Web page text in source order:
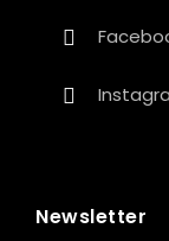
Newsletter